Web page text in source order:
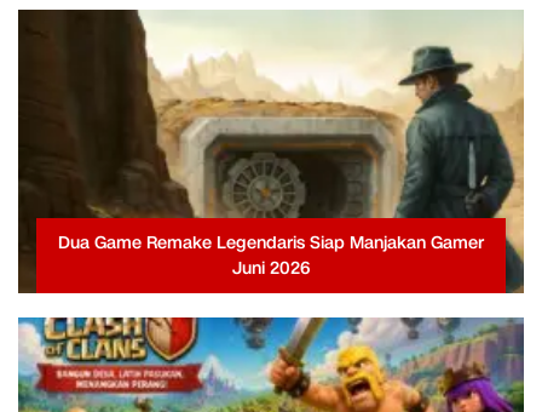
Dua Game Remake Legendaris Siap Manjakan Gamer
Juni 2026